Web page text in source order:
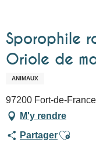
Sporophile
Oriole de
ANIMAUX
97200 Fort-de-France
M'y rendre
PartagerAjouter